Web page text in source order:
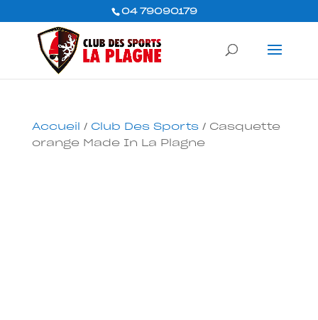
04 79090179
Accueil / Club Des Sports/ Casquette
orange Made In La Plagne